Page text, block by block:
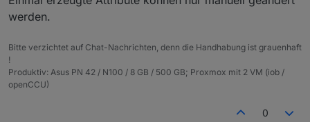
werden.
Bitte verzichtet auf Chat-Nachrichten, denn die Handhabung ist grauenhaft
!
Produktiv: Asus PN 42 / N100 / 8 GB / 500 GB; Proxmox mit 2 VM (iob /
openCCU)
0